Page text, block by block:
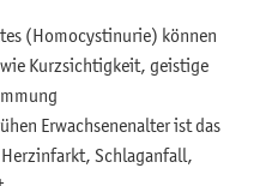
(Homocystinurie) können
Kurzsichtigkeit, geistige
Erwachsenenalter ist das
Schlaganfall,